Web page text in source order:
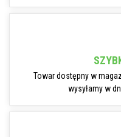
Towar dostępny w
wysyłamy w